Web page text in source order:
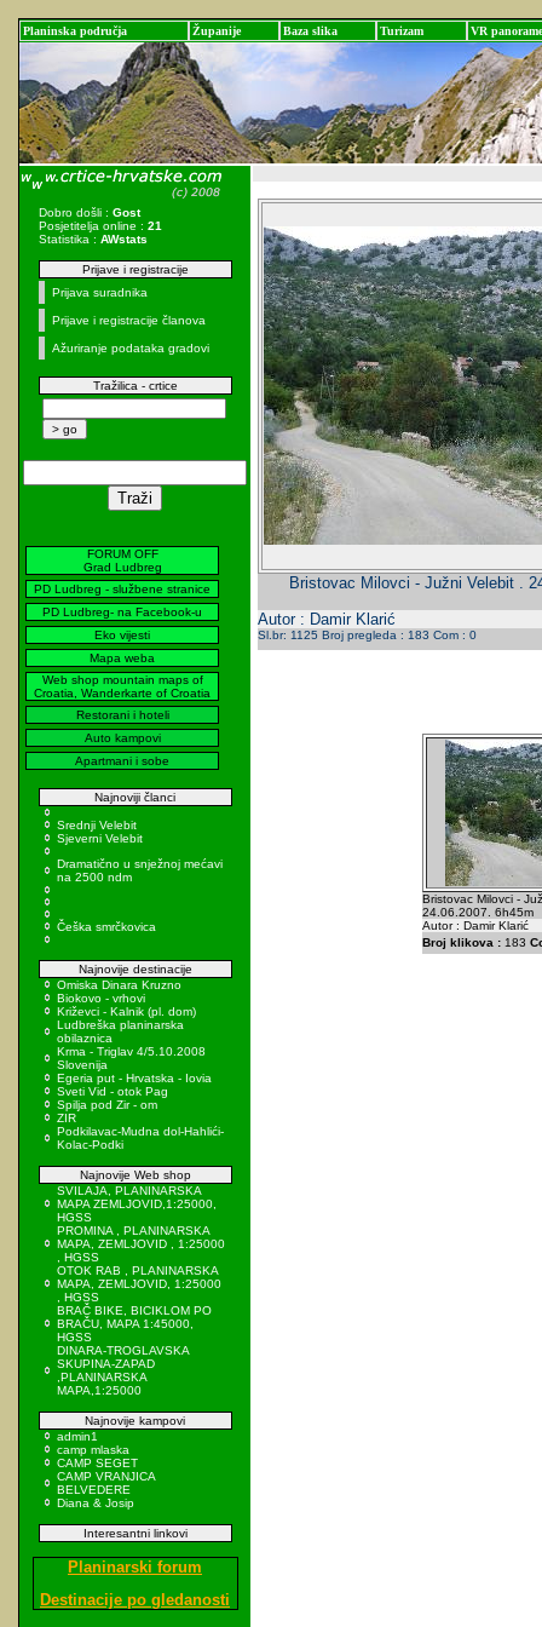
Planinska područja Županije Baza slika Turizam VR panorame
Dobro došli : Gost
Posjetitelja online : 21
Statistika : AWstats
Prijave i registracije
Prijava suradnika
Prijave i registracije članova
Ažuriranje podataka gradovi
Tražilica - crtice
FORUM OFF
Grad Ludbreg
PD Ludbreg - službene stranice
PD Ludbreg- na Facebook-u
Eko vijesti
Mapa weba
Web shop mountain maps of
Croatia, Wanderkarte of Croatia
Restorani i hoteli
Auto kampovi
Apartmani i sobe
Najnoviji članci
Srednji Velebit
Sjeverni Velebit
Dramatično u snježnoj mećavi
na 2500 ndm
Češka smrčkovica
Najnovije destinacije
Omiska Dinara Kruzno
Biokovo - vrhovi
Križevci - Kalnik (pl. dom)
Ludbreška planinarska
obilaznica
Krma - Triglav 4/5.10.2008
Slovenija
Egeria put - Hrvatska - Iovia
Sveti Vid - otok Pag
Spilja pod Zir - om
ZIR
Podkilavac-Mudna dol-Hahlići-
Kolac-Podki
Najnovije Web shop
SVILAJA, PLANINARSKA
MAPA ZEMLJOVID,1:25000,
HGSS
PROMINA , PLANINARSKA
MAPA, ZEMLJOVID , 1:25000
, HGSS
OTOK RAB , PLANINARSKA
MAPA, ZEMLJOVID, 1:25000
, HGSS
BRAČ BIKE, BICIKLOM PO
BRAČU, MAPA 1:45000,
HGSS
DINARA-TROGLAVSKA
SKUPINA-ZAPAD
,PLANINARSKA
MAPA,1:25000
Najnovije kampovi
admin1
camp mlaska
CAMP SEGET
CAMP VRANJICA
BELVEDERE
Diana & Josip
Interesantni linkovi
Planinarski forum
Destinacije po gledanosti
Bristovac Milovci - Južni Velebit .
Autor : Damir Klarić
Sl.br: 1125 Broj pregleda : 183 Com : 0
Bristovac Milovci -
24.06.2007. 6h45m
Autor : Damir Klarić
Broj klikova :183